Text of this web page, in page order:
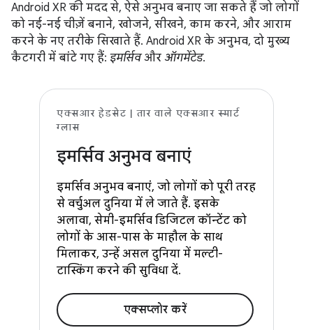
Android XR की मदद से, ऐसे अनुभव बनाए जा सकते हैं जो लोगों
को नई-नई चीज़ें बनाने, खोजने, सीखने, काम करने, और आराम
करने के नए तरीके सिखाते हैं. Android XR के अनुभव, दो मुख्य
कैटगरी में बांटे गए हैं: इमर्सिवऔर ऑगमेंटेड.
एक्सआर हेडसेट | तार वाले एक्सआर स्मार्ट
ग्लास
इमर्सिव अनुभव बनाएं
इमर्सिव अनुभव बनाएं, जो लोगों को पूरी तरह
से वर्चुअल दुनिया में ले जाते हैं. इसके
अलावा, सेमी-इमर्सिव डिजिटल कॉन्टेंट को
लोगों के आस-पास के माहौल के साथ
मिलाकर, उन्हें असल दुनिया में मल्टी-
टास्किंग करने की सुविधा दें.
एक्सप्लोर करें